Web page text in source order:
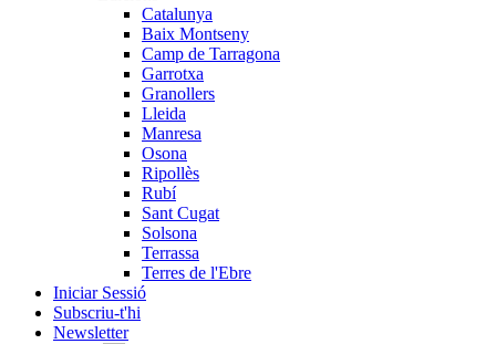
Catalunya
Baix Montseny
Camp de Tarragona
Garrotxa
Granollers
Lleida
Manresa
Osona
Ripollès
Rubí
Sant Cugat
Solsona
Terrassa
Terres de l'Ebre
Iniciar Sessió
Subscriu-t'hi
Newsletter